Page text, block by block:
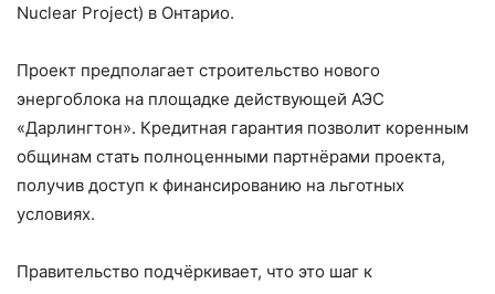
Nuclear Project) в Онтарио.
Проект предполагает строительство нового
энергоблока на площадке действующей АЭС
«Дарлингтон». Кредитная гарантия позволит коренным
общинам стать полноценными партнёрами проекта,
получив доступ к финансированию на льготных
условиях.
Правительство подчёркивает, что это шаг к